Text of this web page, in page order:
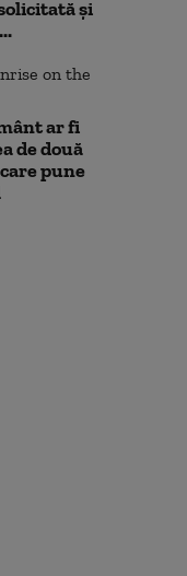
deschide
Nu poți
fără să oferi și
și
ar fi
de două
pune